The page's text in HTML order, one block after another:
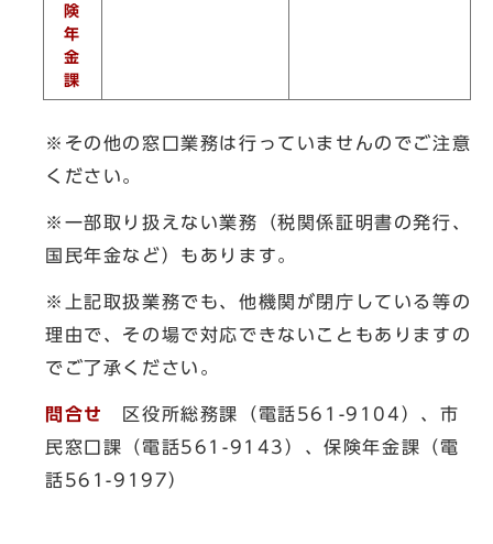
険
年
金
課
※その他の窓口業務は行っていませんのでご注意
ください。
※一部取り扱えない業務（税関係証明書の発行、
国民年金など）もあります。
※上記取扱業務でも、他機関が閉庁している等の
理由で、その場で対応できないこともありますの
でご了承ください。
問合せ
区役所総務課（電話561-9104）、市
民窓口課（電話561-9143）、保険年金課（電
話561-9197）